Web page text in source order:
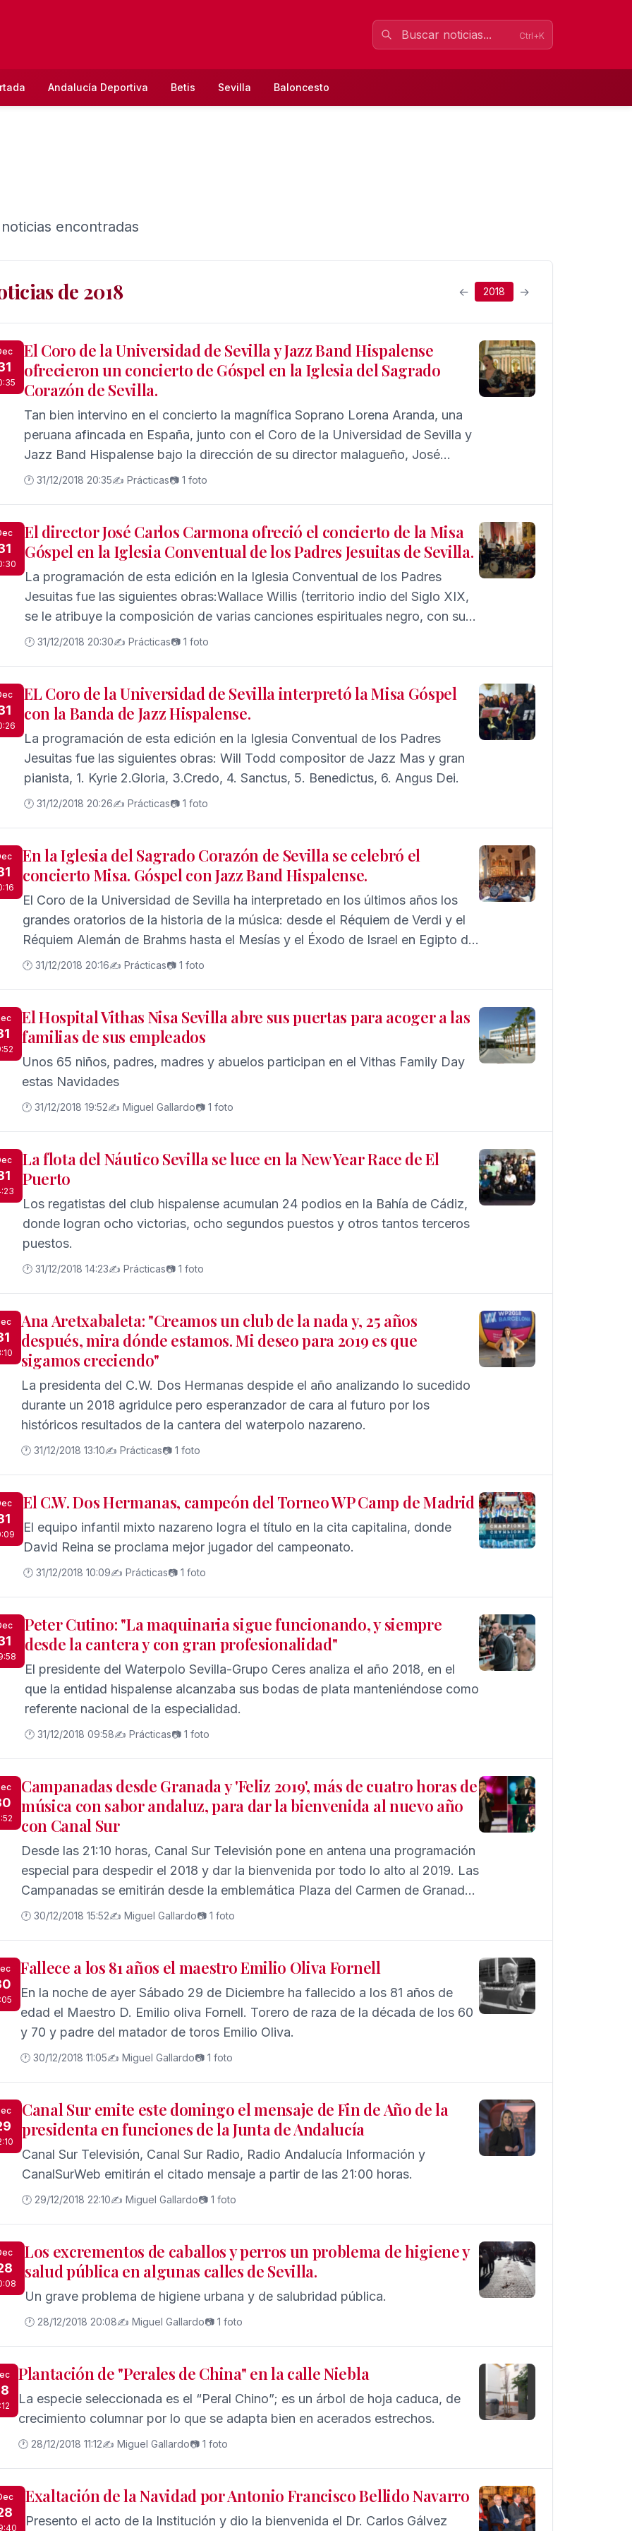
Ctrl+K
Andalucía Deportiva Betis Sevilla Baloncesto
encontradas
de 2018 ← 2018 →
El Coro de la Universidad de Sevilla y Jazz Band Hispalense
ofrecieron un concierto de Góspel en la Iglesia del Sagrado
Corazón de Sevilla.
Tan bien intervino en el concierto la magnífica Soprano Lorena Aranda, una
peruana afincada en España, junto con el Coro de la Universidad de Sevilla y
Jazz Band Hispalense bajo la dirección de su director malagueño, José
Carlos Carmona, que se incorporó al coro de la Universidad en 1997.
🕐 31/12/2018 20:35✍️ Prácticas📷 1 foto
El director José Carlos Carmona ofreció el concierto de la Misa
Góspel en la Iglesia Conventual de los Padres Jesuitas de Sevilla.
La programación de esta edición en la Iglesia Conventual de los Padres
Jesuitas fue las siguientes obras:Wallace Willis (territorio indio del Siglo XIX,
se le atribuye la composición de varias canciones espirituales negro, con su
canción Swing low, sweet chariot.
🕐 31/12/2018 20:30✍️ Prácticas📷 1 foto
EL Coro de la Universidad de Sevilla interpretó la Misa Góspel
con la Banda de Jazz Hispalense.
La programación de esta edición en la Iglesia Conventual de los Padres
Jesuitas fue las siguientes obras: Will Todd compositor de Jazz Mas y gran
pianista, 1. Kyrie 2.Gloria, 3.Credo, 4. Sanctus, 5. Benedictus, 6. Angus Dei.
🕐 31/12/2018 20:26✍️ Prácticas📷 1 foto
En la Iglesia del Sagrado Corazón de Sevilla se celebró el
concierto Misa. Góspel con Jazz Band Hispalense.
El Coro de la Universidad de Sevilla ha interpretado en los últimos años los
grandes oratorios de la historia de la música: desde el Réquiem de Verdi y el
Réquiem Alemán de Brahms hasta el Mesías y el Éxodo de Israel en Egipto de
Haendel; el Magnificat, la Pasión según San Mateo.
🕐 31/12/2018 20:16✍️ Prácticas📷 1 foto
El Hospital Vithas Nisa Sevilla abre sus puertas para acoger a las
familias de sus empleados
Unos 65 niños, padres, madres y abuelos participan en el Vithas Family Day
estas Navidades
🕐 31/12/2018 19:52✍️ Miguel Gallardo📷 1 foto
La flota del Náutico Sevilla se luce en la New Year Race de El
Puerto
Los regatistas del club hispalense acumulan 24 podios en la Bahía de Cádiz,
donde logran ocho victorias, ocho segundos puestos y otros tantos terceros
puestos.
🕐 31/12/2018 14:23✍️ Prácticas📷 1 foto
Ana Aretxabaleta: "Creamos un club de la nada y, 25 años
después, mira dónde estamos. Mi deseo para 2019 es que
sigamos creciendo"
La presidenta del C.W. Dos Hermanas despide el año analizando lo sucedido
durante un 2018 agridulce pero esperanzador de cara al futuro por los
históricos resultados de la cantera del waterpolo nazareno.
🕐 31/12/2018 13:10✍️ Prácticas📷 1 foto
El C.W. Dos Hermanas, campeón del Torneo WP Camp de Madrid
El equipo infantil mixto nazareno logra el título en la cita capitalina, donde
David Reina se proclama mejor jugador del campeonato.
🕐 31/12/2018 10:09✍️ Prácticas📷 1 foto
Peter Cutino: "La maquinaria sigue funcionando, y siempre
desde la cantera y con gran profesionalidad"
El presidente del Waterpolo Sevilla-Grupo Ceres analiza el año 2018, en el
que la entidad hispalense alcanzaba sus bodas de plata manteniéndose como
referente nacional de la especialidad.
🕐 31/12/2018 09:58✍️ Prácticas📷 1 foto
Campanadas desde Granada y 'Feliz 2019', más de cuatro horas de
música con sabor andaluz, para dar la bienvenida al nuevo año
con Canal Sur
Desde las 21:10 horas, Canal Sur Televisión pone en antena una programación
especial para despedir el 2018 y dar la bienvenida por todo lo alto al 2019. Las
Campanadas se emitirán desde la emblemática Plaza del Carmen de Granada
y correrán a cargo de Eva Díaz y Fernando de la Guardia. José Guerrero
🕐 30/12/2018 15:52✍️ Miguel Gallardo📷 1 foto
Fallece a los 81 años el maestro Emilio Oliva Fornell
En la noche de ayer Sábado 29 de Diciembre ha fallecido a los 81 años de
edad el Maestro D. Emilio oliva Fornell. Torero de raza de la década de los 60
y 70 y padre del matador de toros Emilio Oliva.
🕐 30/12/2018 11:05✍️ Miguel Gallardo📷 1 foto
Canal Sur emite este domingo el mensaje de Fin de Año de la
presidenta en funciones de la Junta de Andalucía
Canal Sur Televisión, Canal Sur Radio, Radio Andalucía Información y
CanalSurWeb emitirán el citado mensaje a partir de las 21:00 horas.
🕐 29/12/2018 22:10✍️ Miguel Gallardo📷 1 foto
Los excrementos de caballos y perros un problema de higiene y
salud pública en algunas calles de Sevilla.
Un grave problema de higiene urbana y de salubridad pública.
🕐 28/12/2018 20:08✍️ Miguel Gallardo📷 1 foto
Plantación de "Perales de China" en la calle Niebla
La especie seleccionada es el “Peral Chino”; es un árbol de hoja caduca, de
crecimiento columnar por lo que se adapta bien en acerados estrechos.
🕐 28/12/2018 11:12✍️ Miguel Gallardo📷 1 foto
Exaltación de la Navidad por Antonio Francisco Bellido Navarro
Presento el acto de la Institución y dio la bienvenida el Dr. Carlos Gálvez